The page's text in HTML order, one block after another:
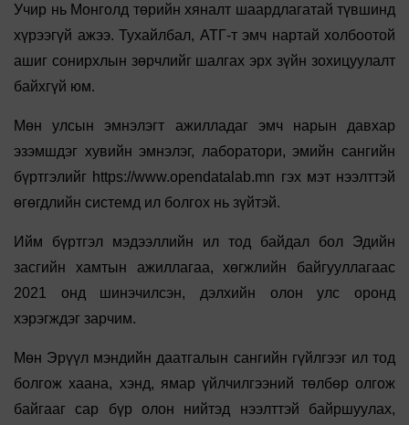
Учир нь Монголд төрийн хяналт шаардлагатай түвшинд
хүрээгүй ажээ. Тухайлбал, АТГ-т эмч нартай холбоотой
ашиг сонирхлын зөрчлийг шалгах эрх зүйн зохицуулалт
байхгүй юм.
Мөн улсын эмнэлэгт ажилладаг эмч нарын давхар
эзэмшдэг хувийн эмнэлэг, лаборатори, эмийн сангийн
бүртгэлийг https://www.opendatalab.mn гэх мэт нээлттэй
өгөгдлийн системд ил болгох нь зүйтэй.
Ийм бүртгэл мэдээллийн ил тод байдал бол Эдийн
засгийн хамтын ажиллагаа, хөгжлийн байгууллагаас
2021 онд шинэчилсэн, дэлхийн олон улс оронд
хэрэгждэг зарчим.
Мөн Эрүүл мэндийн даатгалын сангийн гүйлгээг ил тод
болгож хаана, хэнд, ямар үйлчилгээний төлбөр олгож
байгааг сар бүр олон нийтэд нээлттэй байршуулах,